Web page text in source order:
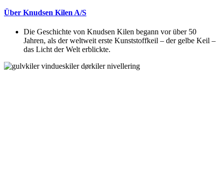
Über Knudsen Kilen A/S
Die Geschichte von Knudsen Kilen begann vor über 50
Jahren, als der weltweit erste Kunststoffkeil – der gelbe Keil –
das Licht der Welt erblickte.